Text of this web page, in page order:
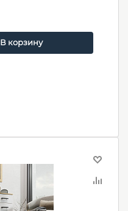
В корзину